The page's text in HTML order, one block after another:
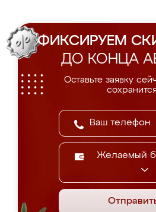
ФИКСИРУЕМ
ДО КОНЦА
Оставьте заявку
Желаемый